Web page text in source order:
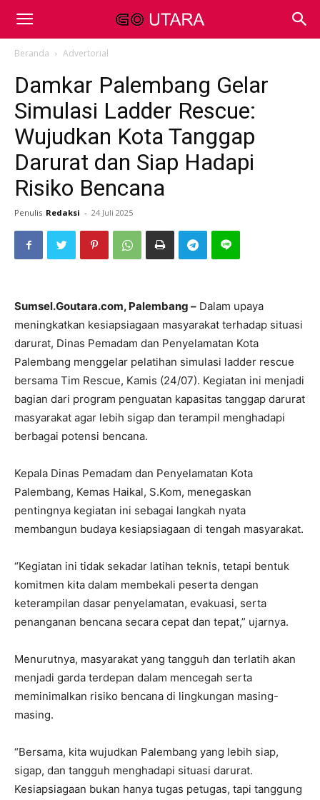
Beranda Advertorial
Damkar Palembang Gelar
Simulasi Ladder Rescue:
Wujudkan Kota Tanggap
Darurat dan Siap Hadapi
Risiko Bencana
Penulis Redaksi - 24 Juli 2025
Sumsel.Goutara.com, Palembang – Dalam upaya
meningkatkan kesiapsiagaan masyarakat terhadap situasi
darurat, Dinas Pemadam dan Penyelamatan Kota
Palembang menggelar pelatihan simulasi ladder rescue
bersama Tim Rescue, Kamis (24/07). Kegiatan ini menjadi
bagian dari program penguatan kapasitas tanggap darurat
masyarakat agar lebih sigap dan terampil menghadapi
berbagai potensi bencana.
Kepala Dinas Pemadam dan Penyelamatan Kota
Palembang, Kemas Haikal, S.Kom, menegaskan
pentingnya kegiatan ini sebagai langkah nyata
membangun budaya kesiapsiagaan di tengah masyarakat.
“Kegiatan ini tidak sekadar latihan teknis, tetapi bentuk
komitmen kita dalam membekali peserta dengan
keterampilan dasar penyelamatan, evakuasi, serta
penanganan bencana secara cepat dan tepat,” ujarnya.
Menurutnya, masyarakat yang tangguh dan terlatih akan
menjadi garda terdepan dalam mencegah serta
meminimalkan risiko bencana di lingkungan masing-
masing.
“Bersama, kita wujudkan Palembang yang lebih siap,
sigap, dan tangguh menghadapi situasi darurat.
Kesiapsiagaan bukan hanya tugas petugas, tapi tanggung